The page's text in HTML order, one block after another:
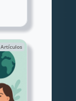
Artículos